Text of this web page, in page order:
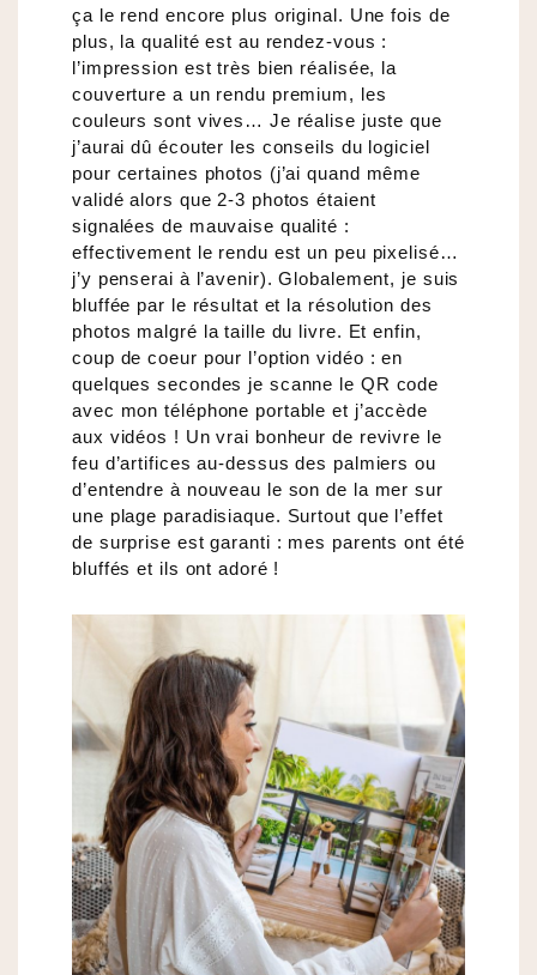
ça le rend encore plus original. Une fois de
plus, la qualité est au rendez-vous :
l’impression est très bien réalisée, la
couverture a un rendu premium, les
couleurs sont vives… Je réalise juste que
j’aurai dû écouter les conseils du logiciel
pour certaines photos (j’ai quand même
validé alors que 2-3 photos étaient
signalées de mauvaise qualité :
effectivement le rendu est un peu pixelisé…
j’y penserai à l’avenir). Globalement, je suis
bluffée par le résultat et la résolution des
photos malgré la taille du livre. Et enfin,
coup de coeur pour l’option vidéo : en
quelques secondes je scanne le QR code
avec mon téléphone portable et j’accède
aux vidéos ! Un vrai bonheur de revivre le
feu d’artifices au-dessus des palmiers ou
d’entendre à nouveau le son de la mer sur
une plage paradisiaque. Surtout que l’effet
de surprise est garanti : mes parents ont été
bluffés et ils ont adoré !